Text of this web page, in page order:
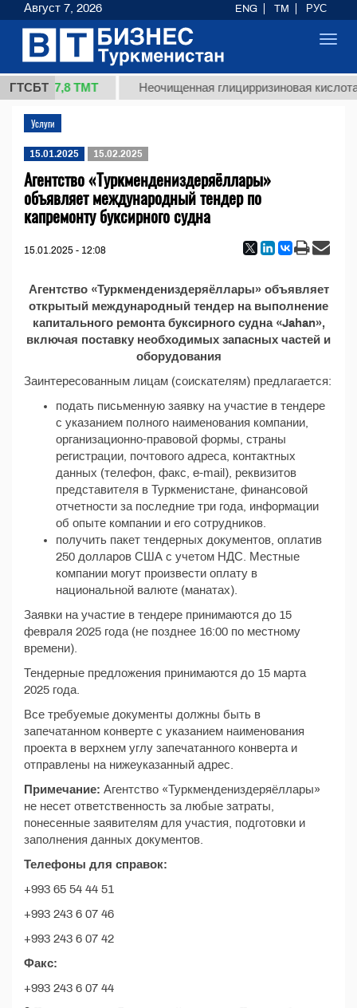
ГТСБТ
(кг.) 37,8 ТМТ Неочищенная глицирризиновая кислота
Услуги
15.01.2025 15.02.2025
Агентство «Туркмендениздеряёллары»
объявляет международный тендер по
капремонту буксирного судна
15.01.2025 - 12:08
Агентство «Туркмендениздеряёллары» объявляет
открытый международный тендер на выполнение
капитального ремонта буксирного судна «Jahan»,
включая поставку необходимых запасных частей и
оборудования
Заинтересованным лицам (соискателям) предлагается:
подать письменную заявку на участие в тендере
с указанием полного наименования компании,
организационно-правовой формы, страны
регистрации, почтового адреса, контактных
данных (телефон, факс, e-mail), реквизитов
представителя в Туркменистане, финансовой
отчетности за последние три года, информации
об опыте компании и его сотрудников.
получить пакет тендерных документов, оплатив
250 долларов США с учетом НДС. Местные
компании могут произвести оплату в
национальной валюте (манатах).
Заявки на участие в тендере принимаются до 15
февраля 2025 года (не позднее 16:00 по местному
времени).
Тендерные предложения принимаются до 15 марта
2025 года.
Все требуемые документы должны быть в
запечатанном конверте с указанием наименования
проекта в верхнем углу запечатанного конверта и
отправлены на нижеуказанный адрес.
Примечание: Агентство «Туркмендениздеряёллары»
не несет ответственность за любые затраты,
понесенные заявителям для участия, подготовки и
заполнения данных документов.
Телефоны для справок:
+993 65 54 44 51
+993 243 6 07 46
+993 243 6 07 42
Факс:
+993 243 6 07 44
Август 7, 2026 ENG TM РУС